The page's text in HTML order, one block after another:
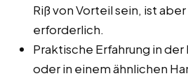
Riß von Vorteil sein, ist
erforderlich.
Praktische Erfahrung in
oder in einem ähnlichen